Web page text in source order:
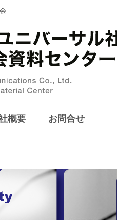
概要 お問合せ